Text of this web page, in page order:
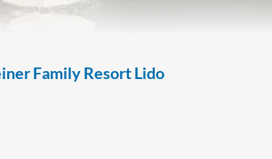
Family Resort Lido